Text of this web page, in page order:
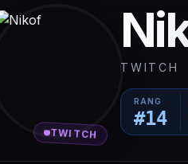
TWITCH
TWITCH
RANG
#14